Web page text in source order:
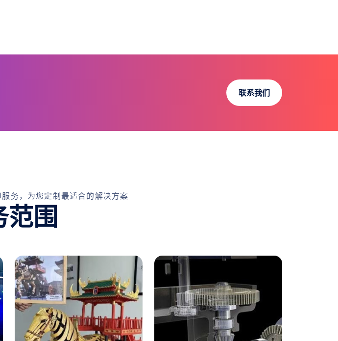
联系我们
务，为您定制最适合的解决方案
范围